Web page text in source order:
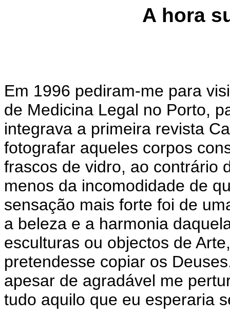
A hora
Em 1996 pediram-me para
de Medicina Legal no Porto,
integrava a primeira revista
fotografar aqueles corpos
frascos de vidro, ao contrário
menos da incomodidade de
sensação mais forte foi de
a beleza e a harmonia
esculturas ou objectos de
pretendesse copiar os
apesar de agradável me
tudo aquilo que eu esperaria